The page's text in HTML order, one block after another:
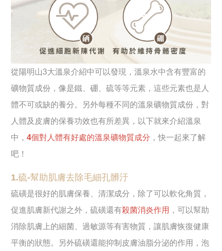
從陽明山3大溫泉介紹中可以發現，溫泉水中含有豐富的
礦物質成份，像是鐵、硼、硫等等元素，這些元素也是人
體不可或缺的養分。另外每種不同的溫泉礦物質成份，對
人體及皮膚的保養功效也有所差異，以下就來介紹溫泉
中，4個對人體有好處的溫泉礦物質成分 ，快一起來了解
吧！
1.硫-幫助肌膚去除毛細孔髒汙
硫磺是很好的肌膚保養、清潔成分，除了可以軟化角質，
促進肌膚新代謝之外，硫磺還有殺菌消炎作用 ，可以幫助
消除肌膚上的細菌、過敏源等有害物質，讓肌膚恢復健康
平衡的狀態。另外硫磺還能抑制皮膚油脂分泌的作用，泡